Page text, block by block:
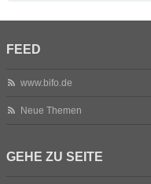
FEED
www.bifo.de
Neue Themen
GEHE ZU SEITE